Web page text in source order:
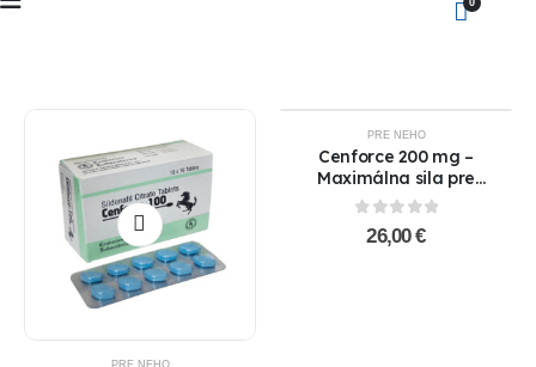
0
PRE NEHO
PRE NEHO
Cenforce 200 mg –
Maximálna sila pre
dokonalú erekciu !!AKCIA
out of 5
26,00€